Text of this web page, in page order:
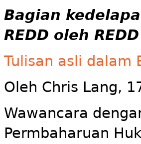
Bagian
REDD oleh
Tulisan asli dalam
Oleh Chris Lang,
Wawancara
Permbaharuan